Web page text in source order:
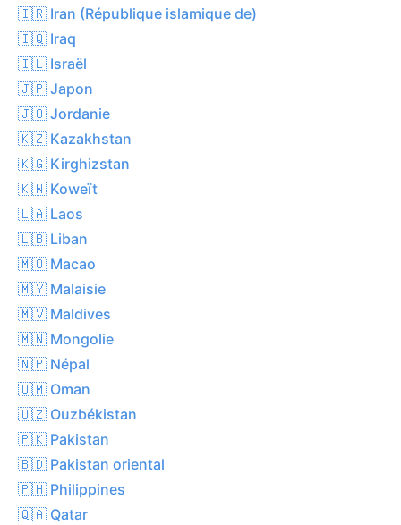
🇮🇷 Iran (République islamique de)
🇮🇶 Iraq
🇮🇱 Israël
🇯🇵 Japon
🇯🇴 Jordanie
🇰🇿 Kazakhstan
🇰🇬 Kirghizstan
🇰🇼 Koweït
🇱🇦 Laos
🇱🇧 Liban
🇲🇴 Macao
🇲🇾 Malaisie
🇲🇻 Maldives
🇲🇳 Mongolie
🇳🇵 Népal
🇴🇲 Oman
🇺🇿 Ouzbékistan
🇵🇰 Pakistan
🇧🇩 Pakistan oriental
🇵🇭 Philippines
🇶🇦 Qatar